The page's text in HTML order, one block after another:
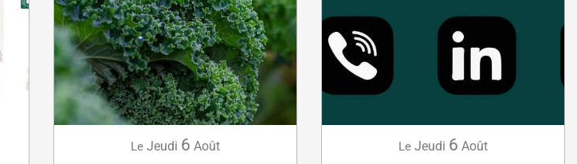
Le Jeudi 6 Août Le Jeudi 6 Août